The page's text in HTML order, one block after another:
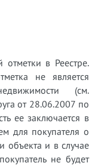
в Реестре.
не является
(см.
от 28.06.2007 по
ее заключается в
для покупателя о
объекта и в случае
не будет